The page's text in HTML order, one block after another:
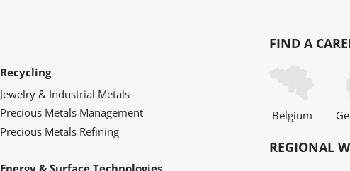
Recycling
Jewelry & Industrial Metals
Precious Metals Management
Precious Metals Refining
FIND A
Belgium
REGIONAL